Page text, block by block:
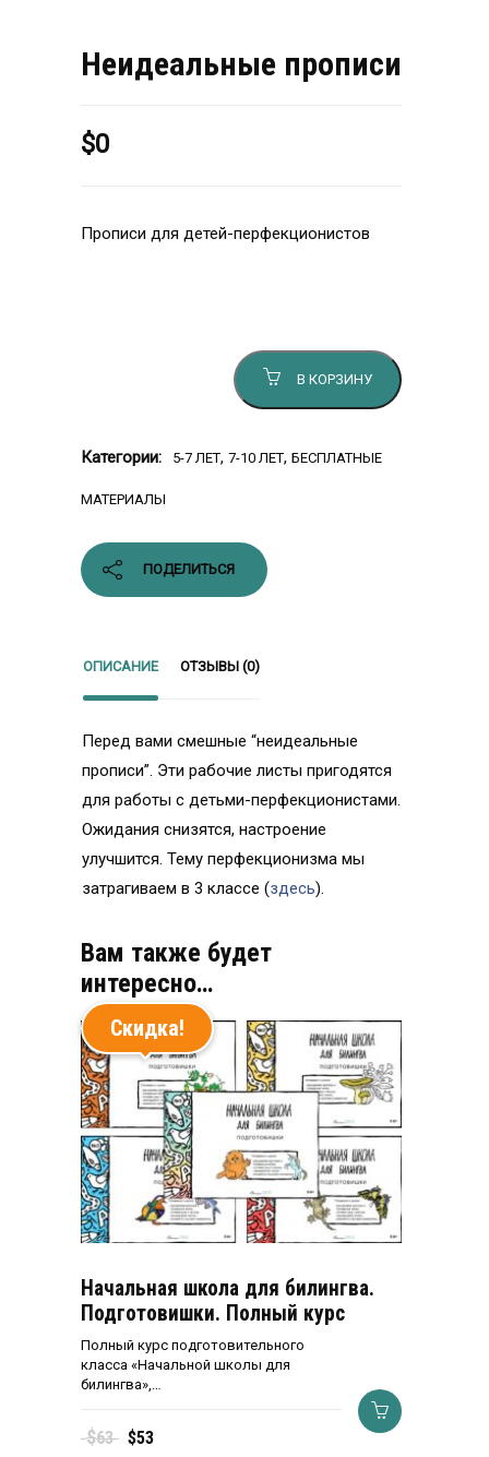
Неидеальные прописи
$0
Прописи для детей-перфекционистов
В КОРЗИНУ
Категории: 5-7 ЛЕТ, 7-10 ЛЕТ, БЕСПЛАТНЫЕ
МАТЕРИАЛЫ
ПОДЕЛИТЬСЯ
ОПИСАНИЕ ОТЗЫВЫ (0)
Перед вами смешные “неидеальные
прописи”. Эти рабочие листы пригодятся
для работы с детьми-перфекционистами.
Ожидания снизятся, настроение
улучшится. Тему перфекционизма мы
затрагиваем в 3 классе (здесь).
Вам также будет
интересно…
Скидка!
Начальная школа для билингва.
Подготовишки. Полный курс
Полный курс подготовительного
класса «Начальной школы для
билингва»,…
$63
Первоначальная
$53Текущая